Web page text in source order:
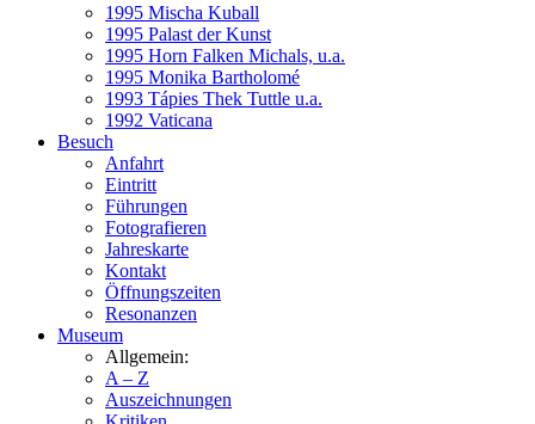
1995 Mischa Kuball
1995 Palast der Kunst
1995 Horn Falken Michals, u.a.
1995 Monika Bartholomé
1993 Tápies Thek Tuttle u.a.
1992 Vaticana
Besuch
Anfahrt
Eintritt
Führungen
Fotografieren
Jahreskarte
Kontakt
Öffnungszeiten
Resonanzen
Museum
Allgemein:
A – Z
Auszeichnungen